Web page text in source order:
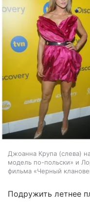
Джоанна Крупа (слева)
модель по-польски» и
фильма «Черный
Подружить летнее